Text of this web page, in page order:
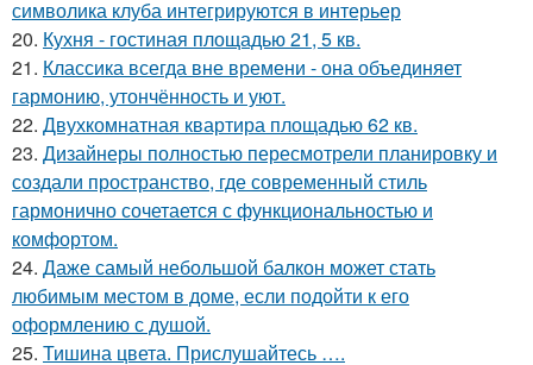
символика клуба интегрируются в интерьер
20. Кухня - гостиная площадью 21, 5 кв.
21. Классика всегда вне времени - она объединяет
гармонию, утончённость и уют.
22. Двухкомнатная квартира площадью 62 кв.
23. Дизайнеры полностью пересмотрели планировку и
создали пространство, где современный стиль
гармонично сочетается с функциональностью и
комфортом.
24. Даже самый небольшой балкон может стать
любимым местом в доме, если подойти к его
оформлению с душой.
25. Тишина цвета. Прислушайтесь ….